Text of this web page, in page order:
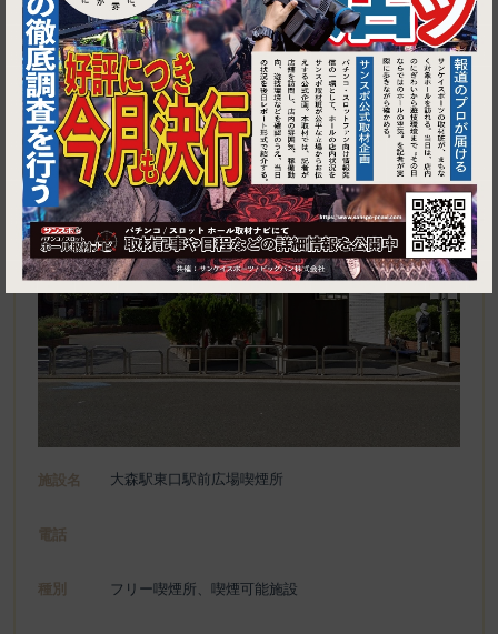
東京都大田区大森北１丁目１ 大森駅東口駅前広場
施設名 大森駅東口駅前広場喫煙所
電話
種別 フリー喫煙所、喫煙可能施設